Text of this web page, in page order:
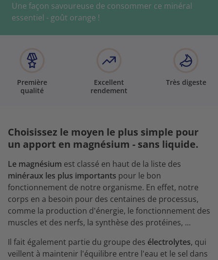
Une façon savoureuse de consommer ce minéral
essentiel - goût orange !
Première
qualité
Excellent
rendement
Très digeste
Choisissez le moyen le plus simple pour
un apport en magnésium - sans liquide.
Le magnésium est classé en haut de la liste des
minéraux les plus importants pour le bon
fonctionnement de notre organisme. En effet, notre
corps en a besoin pour des centaines de processus,
comme la production d'énergie, le fonctionnement des
muscles et des nerfs, la synthèse des protéines, ...
Il fait également partie du groupe des électrolytes, qui
veillent à maintenir l'équilibre entre l'eau et le sel dans